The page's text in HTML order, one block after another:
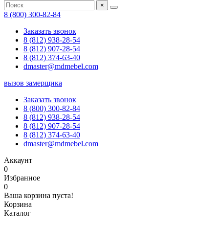
×
8 (800) 300-82-84
Заказать звонок
8 (812) 938-28-54
8 (812) 907-28-54
8 (812) 374-63-40
dmaster@mdmebel.com
вызов замерщика
Заказать звонок
8 (800) 300-82-84
8 (812) 938-28-54
8 (812) 907-28-54
8 (812) 374-63-40
dmaster@mdmebel.com
Аккаунт
0
Избранное
0
Ваша корзина пуста!
Корзина
Каталог